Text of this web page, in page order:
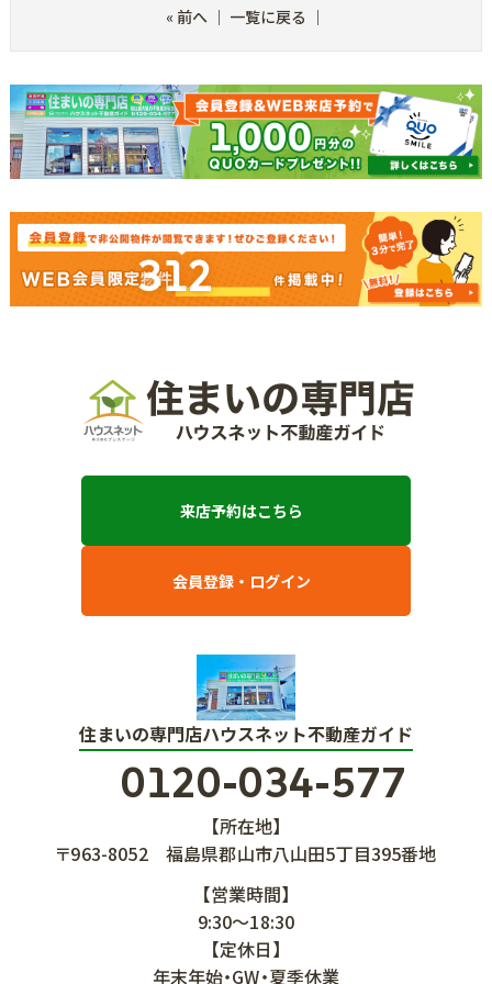
« 前へ ｜ 一覧に戻る ｜
312
来店予約はこちら
会員登録・ログイン
住まいの専門店ハウスネット不動産ガイド
0120-034-577
【所在地】
〒963-8052
福島県郡山市八山田5丁目395番地
【営業時間】
9:30～18:30
【定休日】
年末年始・GW・夏季休業